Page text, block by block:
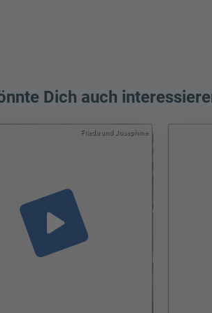
Dich auch
Frieda und Josephine
play_arrow